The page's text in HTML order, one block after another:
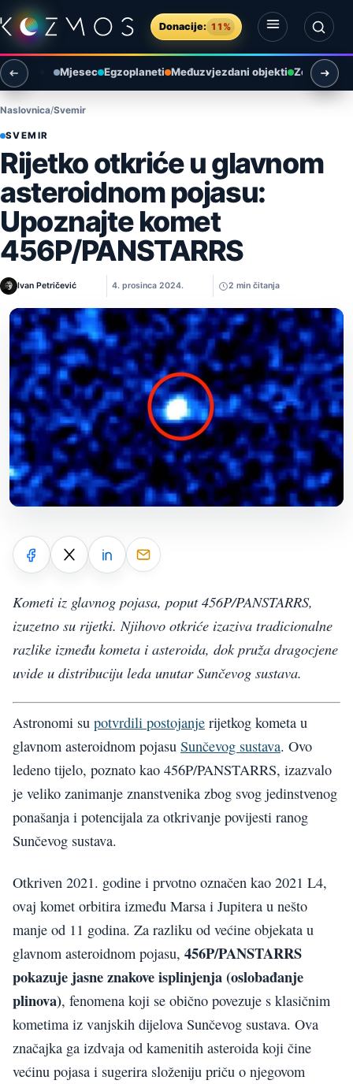
Preskoči na sadržaj
Donacije: 11%
Otvori izbornik
Otvori pretragu
Mjesec Egzoplaneti Međuzvjezdani objekti Zemlja i
Naslovnica Svemir
SVEMIR
Rijetko otkriće u glavnom
asteroidnom pojasu:
Upoznajte komet
456P/PANSTARRS
Ivan Petričević 4. prosinca 2024. 2 min čitanja
Kometi iz glavnog pojasa, poput 456P/PANSTARRS,
izuzetno su rijetki. Njihovo otkriće izaziva tradicionalne
razlike između kometa i asteroida, dok pruža dragocjene
uvide u distribuciju leda unutar Sunčevog sustava.
Astronomi su potvrdili postojanje rijetkog kometa u
glavnom asteroidnom pojasu Sunčevog sustava. Ovo
ledeno tijelo, poznato kao 456P/PANSTARRS, izazvalo
je veliko zanimanje znanstvenika zbog svog jedinstvenog
ponašanja i potencijala za otkrivanje povijesti ranog
Sunčevog sustava.
Otkriven 2021. godine i prvotno označen kao 2021 L4,
ovaj komet orbitira između Marsa i Jupitera u nešto
manje od 11 godina. Za razliku od većine objekata u
glavnom asteroidnom pojasu, 456P/PANSTARRS
pokazuje jasne znakove isplinjenja (oslobađanje
plinova), fenomena koji se obično povezuje s klasičnim
kometima iz vanjskih dijelova Sunčevog sustava. Ova
značajka ga izdvaja od kamenitih asteroida koji čine
većinu pojasa i sugerira složeniju priču o njegovom